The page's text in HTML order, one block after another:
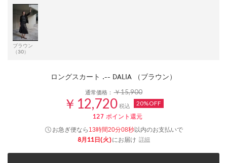
ブラウン
（30）
ロングスカート .-- DALIA （ブラウン）
通常価格：￥15,900
￥12,720 税込 20%OFF
127ポイント還元
お急ぎ便なら 13時間20分07秒以内のお支払いで
8月11日(火)にお届け 詳細